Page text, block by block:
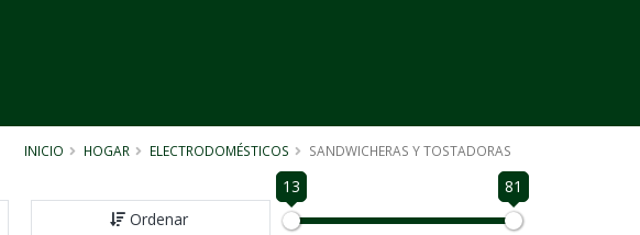
INICIO HOGAR ELECTRODOMÉSTICOS SANDWICHERAS Y TOSTADORAS
Ordenar
13 81